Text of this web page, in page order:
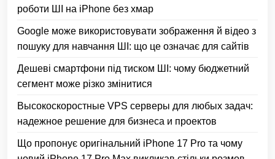
роботи ШІ на iPhone без хмар
Google може використовувати зображення й відео з
пошуку для навчання ШІ: що це означає для сайтів
Дешеві смартфони під тиском ШІ: чому бюджетний
сегмент може різко змінитися
Высокоскоростные VPS серверы для любых задач:
надежное решение для бизнеса и проектов
Що пропонує оригінальний iPhone 17 Pro та чому